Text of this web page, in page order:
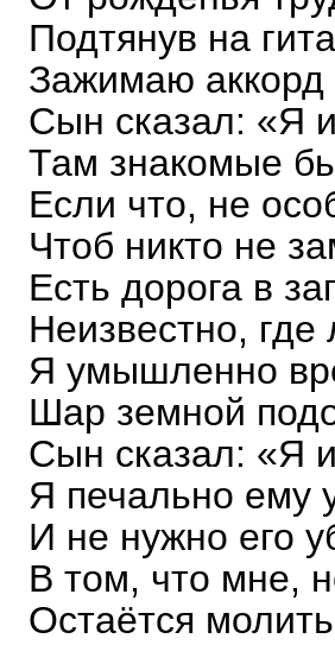
Подтянув на
Зажимаю аккорд
Сын сказал: «Я
Там знакомые
Если что, не
Чтоб никто не
Есть дорога в
Неизвестно,
Я умышленно
Шар земной
Сын сказал: «Я
Я печально ему
И не нужно его
В том, что мне,
Остаётся